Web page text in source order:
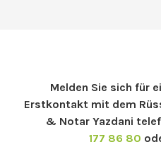
Melden Sie sich für
Erstkontakt mit dem
& Notar Yazdani
177 86 80